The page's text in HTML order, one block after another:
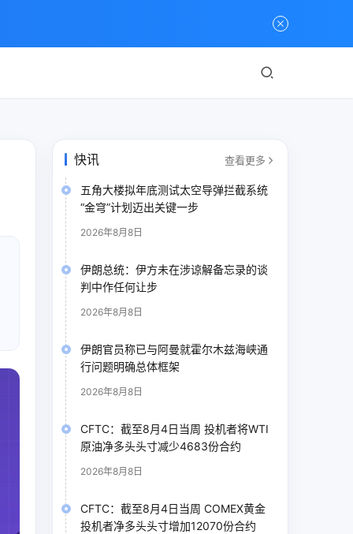
快讯 查看更多
五角大楼拟年底测试太空导弹拦截系统
“金穹”计划迈出关键一步
2026年8月8日
伊朗总统：伊方未在涉谅解备忘录的谈
判中作任何让步
2026年8月8日
伊朗官员称已与阿曼就霍尔木兹海峡通
行问题明确总体框架
2026年8月8日
CFTC：截至8月4日当周 投机者将WTI
原油净多头头寸减少4683份合约
2026年8月8日
CFTC：截至8月4日当周 COMEX黄金
投机者净多头头寸增加12070份合约